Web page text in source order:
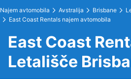
Najem avtomobila Avstralija Brisbane
East Coast Rentals najem avtomobila
East Coast
Letališče